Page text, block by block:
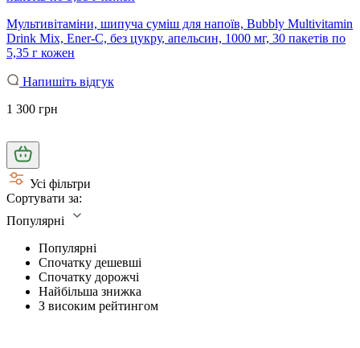
Мультивітаміни, шипуча суміш для напоїв, Bubbly Multivitamin
Drink Mix, Ener-C, без цукру, апельсин, 1000 мг, 30 пакетів по
5,35 г кожен
Напишіть відгук
1 300 грн
Усі фільтри
Сортувати за:
Популярні
Популярні
Спочатку дешевші
Спочатку дорожчі
Найбільша знижка
З високим рейтингом